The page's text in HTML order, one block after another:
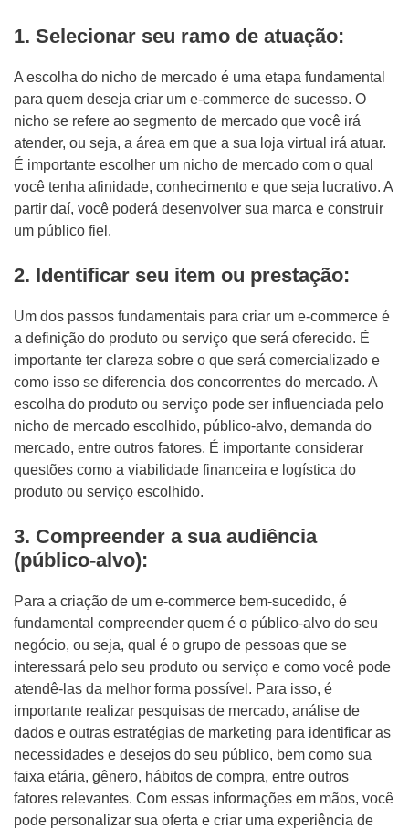
1. Selecionar seu ramo de atuação:
A escolha do nicho de mercado é uma etapa fundamental
para quem deseja criar um e-commerce de sucesso. O
nicho se refere ao segmento de mercado que você irá
atender, ou seja, a área em que a sua loja virtual irá atuar.
É importante escolher um nicho de mercado com o qual
você tenha afinidade, conhecimento e que seja lucrativo. A
partir daí, você poderá desenvolver sua marca e construir
um público fiel.
2. Identificar seu item ou prestação:
Um dos passos fundamentais para criar um e-commerce é
a definição do produto ou serviço que será oferecido. É
importante ter clareza sobre o que será comercializado e
como isso se diferencia dos concorrentes do mercado. A
escolha do produto ou serviço pode ser influenciada pelo
nicho de mercado escolhido, público-alvo, demanda do
mercado, entre outros fatores. É importante considerar
questões como a viabilidade financeira e logística do
produto ou serviço escolhido.
3. Compreender a sua audiência
(público-alvo):
Para a criação de um e-commerce bem-sucedido, é
fundamental compreender quem é o público-alvo do seu
negócio, ou seja, qual é o grupo de pessoas que se
interessará pelo seu produto ou serviço e como você pode
atendê-las da melhor forma possível. Para isso, é
importante realizar pesquisas de mercado, análise de
dados e outras estratégias de marketing para identificar as
necessidades e desejos do seu público, bem como sua
faixa etária, gênero, hábitos de compra, entre outros
fatores relevantes. Com essas informações em mãos, você
pode personalizar sua oferta e criar uma experiência de